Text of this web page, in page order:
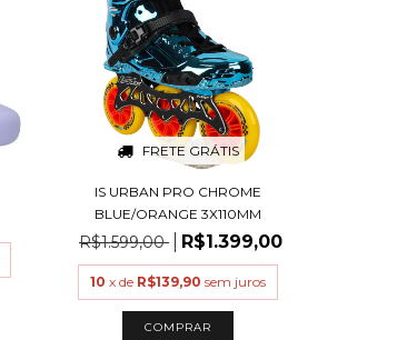
FRETE GRÁTIS
IS URBAN PRO CHROME
BLUE/ORANGE 3X110MM
R$1.599,00 R$1.399,00
10 x de R$139,90 sem juros
COMPRAR